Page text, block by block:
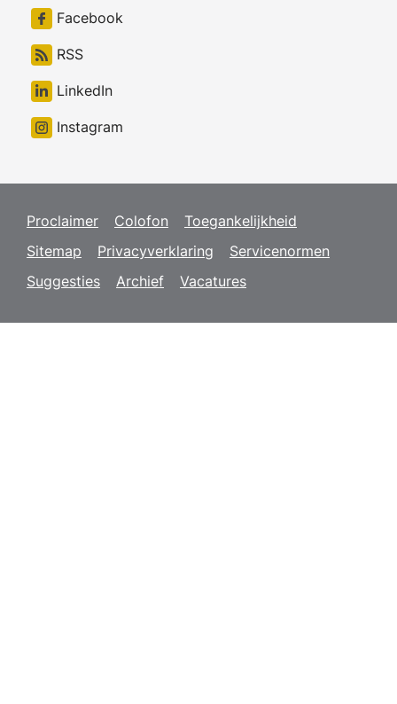
Facebook
RSS
LinkedIn
Instagram
Proclaimer Colofon
Toegankelijkheid
Sitemap
Privacyverklaring
Servicenormen
Suggesties
Archief Vacatures